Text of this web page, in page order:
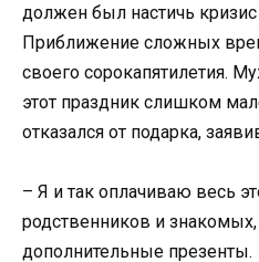
должен был настичь кризис
Приближение сложных
своего сорокапятилетия.
этот праздник слишком
отказался от подарка,
– Я и так оплачиваю весь
родственников и
дополнительные презенты.